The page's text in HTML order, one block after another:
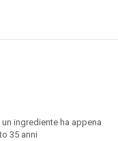
ingrediente ha appena
35 anni